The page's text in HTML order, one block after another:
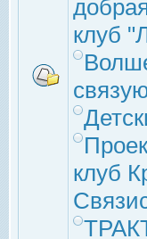
клуб
клуб